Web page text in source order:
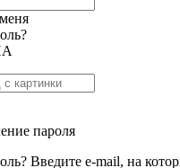
пароля
Введите e-mail, на